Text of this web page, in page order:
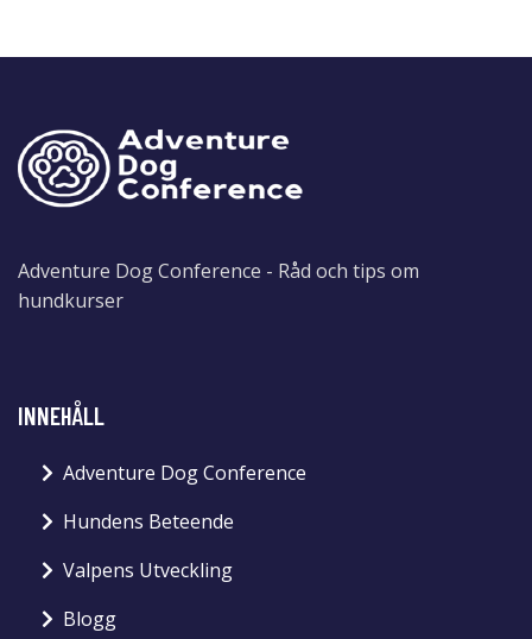
Adventure Dog Conference - Råd och tips om
hundkurser
INNEHÅLL
Adventure Dog Conference
Hundens Beteende
Valpens Utveckling
Blogg